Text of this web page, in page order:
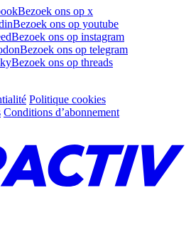
Bezoek ons op x
Bezoek ons op youtube
Bezoek ons op instagram
Bezoek ons op telegram
Bezoek ons op threads
Politique cookies
Conditions d’abonnement